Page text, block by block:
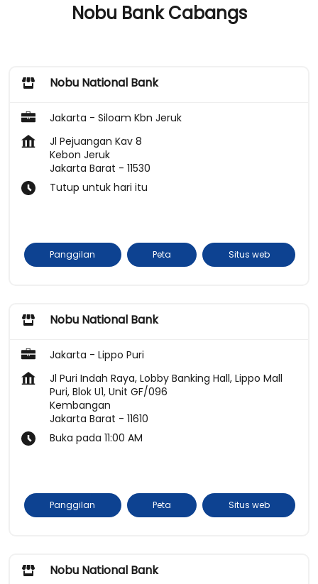
Nobu Bank Cabangs
Nobu National Bank
Jakarta - Siloam Kbn Jeruk
Jl Pejuangan Kav 8
Kebon Jeruk
Jakarta Barat - 11530
Tutup untuk hari itu
Panggilan Peta Situs web
Nobu National Bank
Jakarta - Lippo Puri
Jl Puri Indah Raya, Lobby Banking Hall, Lippo Mall
Puri, Blok U1, Unit GF/096
Kembangan
Jakarta Barat - 11610
Buka pada 11:00 AM
Panggilan Peta Situs web
Nobu National Bank